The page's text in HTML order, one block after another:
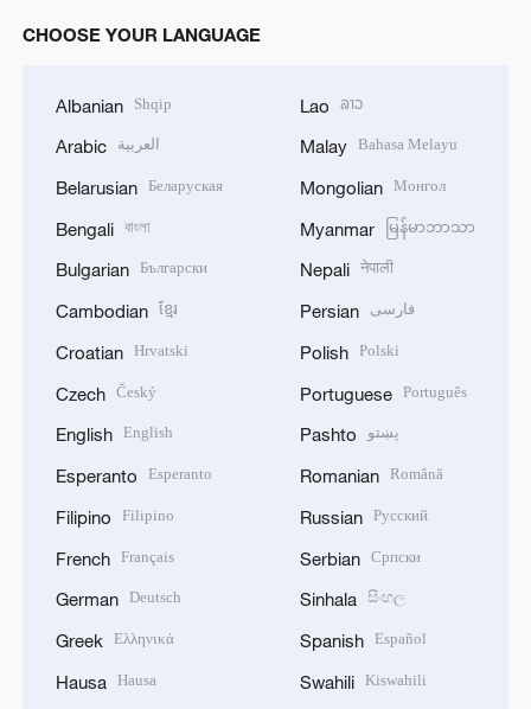
CHOOSE YOUR LANGUAGE
Albanian Shqip
Arabic العربية
Belarusian Беларуская
Bengali বাংলা
Bulgarian Български
Cambodian ខ្មែរ
Croatian Hrvatski
Czech Český
English English
Esperanto Esperanto
Filipino Filipino
French Français
German Deutsch
Greek Ελληνικά
Hausa Hausa
Lao ລາວ
Malay Bahasa Melayu
Mongolian Монгол
Myanmar မြန်မာဘာသာ
Nepali नेपाली
Persian فارسی
Polish Polski
Portuguese Português
Pashto پښتو
Romanian Română
Russian Русский
Serbian Српски
Sinhala සිංහල
Spanish Español
Swahili Kiswahili